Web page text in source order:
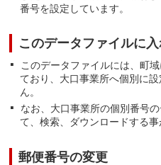
番号を設定しています。
このデータファイルに
このデータファイルには、町
ており、大口事業所へ個別に
ん。
なお、大口事業所の個別番号
て、検索、ダウンロードする事
郵便番号の変更